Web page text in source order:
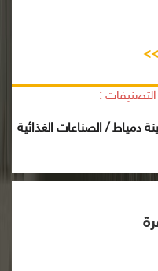
>>
التصنيفات :
دمياط / الصناعات الغذائية